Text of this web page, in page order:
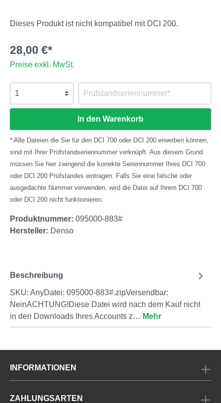
Dieses Produkt ist nicht kompatibel mit DCI 200.
28,00 €*
Preise exkl. MwSt.
In den Warenkorb
* Alle Dateien die Sie für den DCI 700 oder DCI 200 erwerben können,
sind mit Ihrer Prüfstandseriennummer verknüpft. Aus diesem Grund
müssen Sie hier zwingend die korrekte Seriennummer Ihres DCI 700
oder DCI 200 Prüfstandes eintragen. Falls Sie eine falsche oder
ausgedachte Nummer verwenden, wird die Datei auf Ihrem DCI 700
oder DCI 200 nicht funktionieren.
Produktnummer: 095000-883#
Hersteller: Denso
Beschreibung
SKU: AnyDatei: 095000-883#.zipVersendbar:
NeinACHTUNG!Diese Datei wird nach dem Kauf nicht
in den Downloads Ihres Accounts z… Mehr
INFORMATIONEN
ZAHLUNGSARTEN